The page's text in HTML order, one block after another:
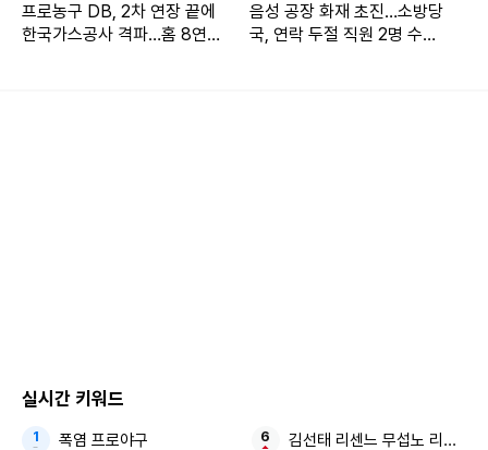
글을 달았다.
프로농구 DB, 2차 연장 끝에
한국가스공사 격파…홈 8연
음성 공장 화재 초진…소방당
국, 연락 두절 직원 2명 수색
실시간 키워드
폭염 프로야구 김선태 리센느 무섭노 리센느